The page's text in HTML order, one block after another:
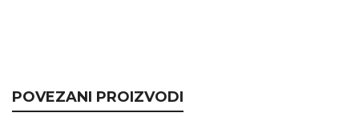
POVEZANI PROIZVODI